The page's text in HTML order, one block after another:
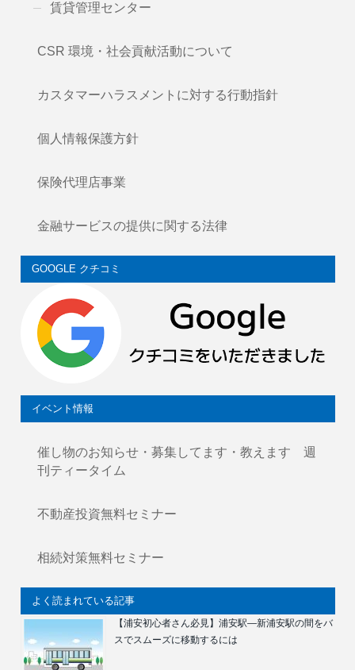
賃貸管理センター
CSR 環境・社会貢献活動について
カスタマーハラスメントに対する行動指針
個人情報保護方針
保険代理店事業
金融サービスの提供に関する法律
GOOGLE クチコミ
イベント情報
催し物のお知らせ・募集してます・教えます 週
刊ティータイム
不動産投資無料セミナー
相続対策無料セミナー
よく読まれている記事
【浦安初心者さん必見】浦安駅―新浦安駅の間をバ
スでスムーズに移動するには